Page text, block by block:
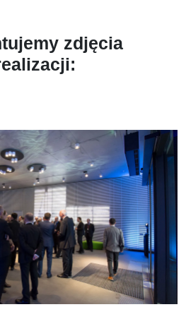
zdjęcia